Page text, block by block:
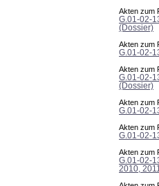
Akten zum
G.01-02-
(Dossier)
Akten zum
G.01-02-
Akten zum
G.01-02-
(Dossier)
Akten zum
G.01-02-
Akten zum
G.01-02-
Akten zum
G.01-02-
2010,